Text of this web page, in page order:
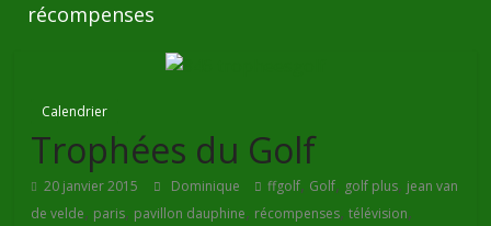
récompenses
Calendrier
Trophées du Golf
20 janvier 2015 Dominique ffgolf, Golf, golf plus, jean van
de velde, paris, pavillon dauphine, récompenses,télévision,